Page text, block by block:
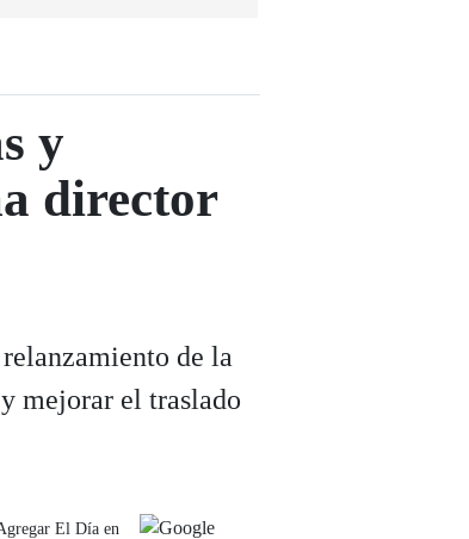
y
director
de la
mejorar el traslado
El Día en